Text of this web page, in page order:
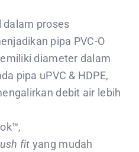
dalam proses
pipa PVC-O
diameter dalam
pipa uPVC & HDPE,
debit air lebih
fit yang mudah